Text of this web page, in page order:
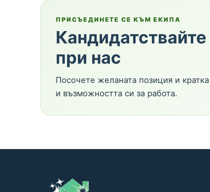
ПРИСЪЕДИНЕТЕ СЕ КЪМ ЕКИПА
Кандидатствайте
при нас
Посочете желаната позиция и
и възможността си за работа.